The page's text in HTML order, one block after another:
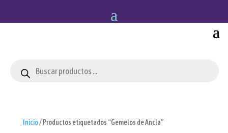
productos
Inicio/ Productos etiquetados “Gemelos de Ancla”